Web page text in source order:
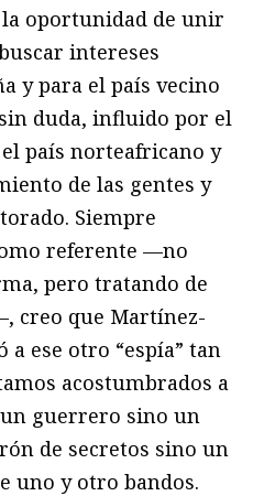
oportunidad de unir
intereses
y para el país vecino
duda, influido por el
país norteafricano y
de las gentes y
Siempre
referente —no
pero tratando de
creo que Martínez-
a ese otro “espía” tan
acostumbrados a
guerrero sino un
de secretos sino un
uno y otro bandos.